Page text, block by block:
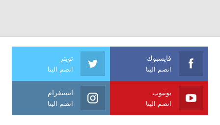
فايسبوك
انضم الينا
تويتر
انضم الينا
يوتيوب
انضم الينا
انستغرام
انضم الينا